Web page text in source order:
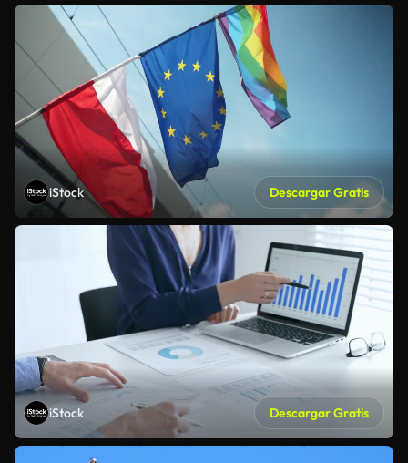
iStock Descargar Gratis
iStock Descargar Gratis